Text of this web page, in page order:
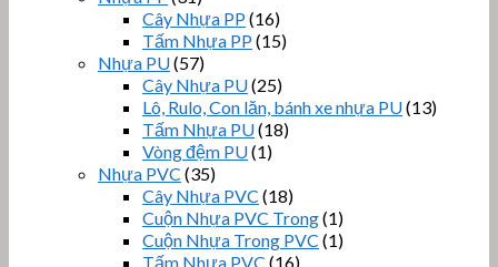
Cây Nhựa PP (16)
Tấm Nhựa PP (15)
Nhựa PU(57)
Cây Nhựa PU(25)
Lô, Rulo, Con lăn, bánh xe nhựa PU(13)
Tấm Nhựa PU(18)
Vòng đệm PU(1)
Nhựa PVC (35)
Cây Nhựa PVC (18)
Cuộn Nhựa PVC Trong(1)
Cuộn Nhựa Trong PVC (1)
Tấm Nhựa PVC (16)